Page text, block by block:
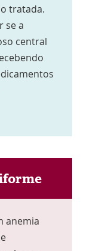
tratada.
se a
central
anemia